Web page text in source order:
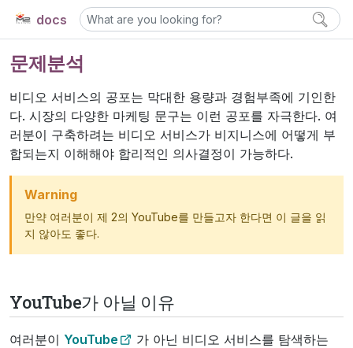
docs
문제분석
비디오 서비스의 공포는 막대한 용량과 경험부족에 기인한
다. 시장의 다양한 마케팅 문구는 이런 공포를 자극한다. 여
러분이 구축하려는 비디오 서비스가 비지니스에 어떻게 부
합되는지 이해해야 합리적인 의사결정이 가능하다.
Warning
만약 여러분이 제 2의 YouTube를 만들고자 한다면 이 글을 읽
지 않아도 좋다.
YouTube가 아닐 이유
여러분이 YouTube
가 아닌 비디오 서비스를 탐색하는